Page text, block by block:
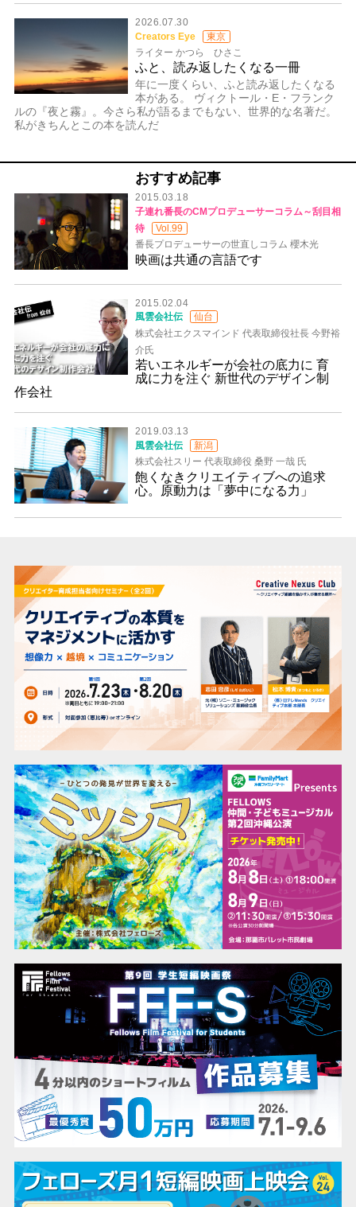
2026.07.30
Creators Eye
東京
ライター かつら ひさこ
ふと、読み返したくなる一冊
年に一度くらい、ふと読み返したくなる
本がある。 ヴィクトール・E・フランク
ルの『夜と霧』。今さら私が語るまでもない、世界的な名著だ。
私がきちんとこの本を読んだ
おすすめ記事
2015.03.18
子連れ番長のCMプロデューサーコラム～刮目相
待
Vol.99
番長プロデューサーの世直しコラム 櫻木光
映画は共通の言語です
2015.02.04
風雲会社伝
仙台
株式会社エクスマインド 代表取締役社長 今野裕
介氏
若いエネルギーが会社の底力に 育
成に力を注ぐ 新世代のデザイン制
作会社
2019.03.13
風雲会社伝
新潟
株式会社スリー 代表取締役 桑野 一哉 氏
飽くなきクリエイティブへの追求
心。原動力は「夢中になる力」